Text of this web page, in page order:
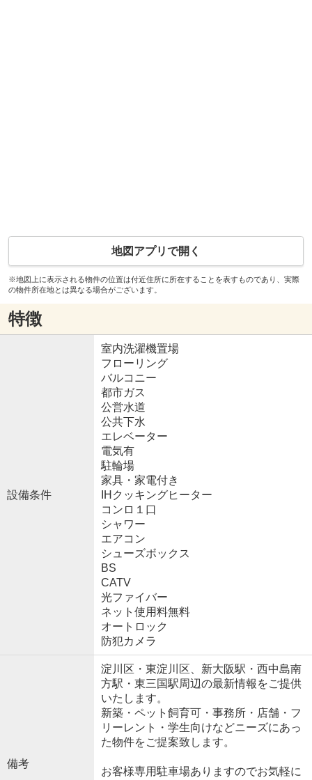
地図アプリで開く
※地図上に表示される物件の位置は付近住所に所在することを表すものであり、実際
の物件所在地とは異なる場合がございます。
特徴
設備条件
室内洗濯機置場
フローリング
バルコニー
都市ガス
公営水道
公共下水
エレベーター
電気有
駐輪場
家具・家電付き
IHクッキングヒーター
コンロ１口
シャワー
エアコン
シューズボックス
BS
CATV
光ファイバー
ネット使用料無料
オートロック
防犯カメラ
備考
淀川区・東淀川区、新大阪駅・西中島南
方駅・東三国駅周辺の最新情報をご提供
いたします。
新築・ペット飼育可・事務所・店舗・フ
リーレント・学生向けなどニーズにあっ
た物件をご提案致します。
お客様専用駐車場ありますのでお気軽に